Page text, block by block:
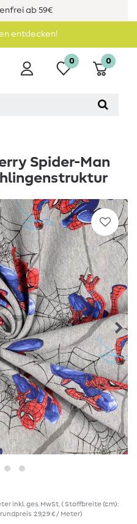
ab 59€
entdecken!
0 0
Spider-Man
inkl. ges. MwSt.( Stoffbreite (cm):
29,29 € / Meter)